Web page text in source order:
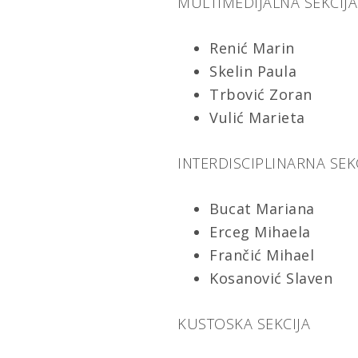
Renić Marin
Skelin Paula
Trbović Zoran
Vulić Marieta
INTERDISCIPLINARNA
Bucat Mariana
Erceg Mihaela
Frančić Mihael
Kosanović Slaven
KUSTOSKA SEKCIJA